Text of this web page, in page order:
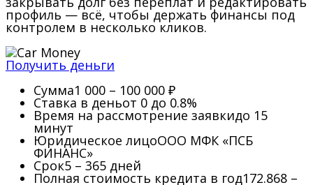
профиль — всё, чтобы держать финансы под
контролем в несколько кликов.
Получить деньги
Сумма1 000 – 100 000 ₽
Ставка в деньот 0 до 0.8%
Время на рассмотрение заявкидо 15
минут
Юридическое лицоООО МФК «ПСБ
ФИНАНС»
Срок5 – 365 дней
Полная стоимость кредита в год172.868 –